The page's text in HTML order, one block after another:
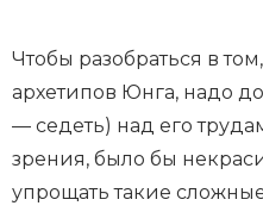
Чтобы разобраться в
архетипов Юнга, надо
— седеть) над его
зрения, было бы
упрощать такие